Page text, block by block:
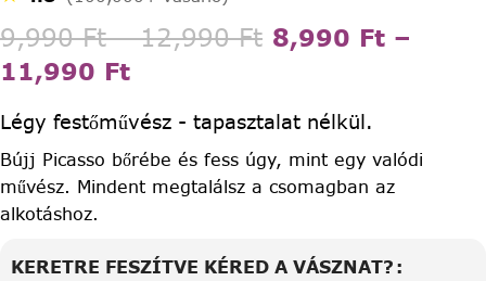
9,990Ft – 12,990Ft 8,990 Ft –
11,990 Ft
Légy festőművész - tapasztalat nélkül.
Bújj Picasso bőrébe és fess úgy, mint egy valódi
művész. Mindent megtalálsz a csomagban az
alkotáshoz.
KERETRE FESZÍTVE KÉRED A VÁSZNAT?